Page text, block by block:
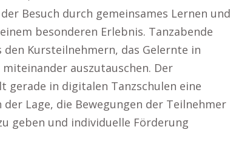
Besuch durch gemeinsames Lernen und
besonderen Erlebnis. Tanzabende
Kursteilnehmern, das Gelernte in
auszutauschen. Der
in digitalen Tanzschulen eine
Lage, die Bewegungen der Teilnehmer
geben und individuelle Förderung